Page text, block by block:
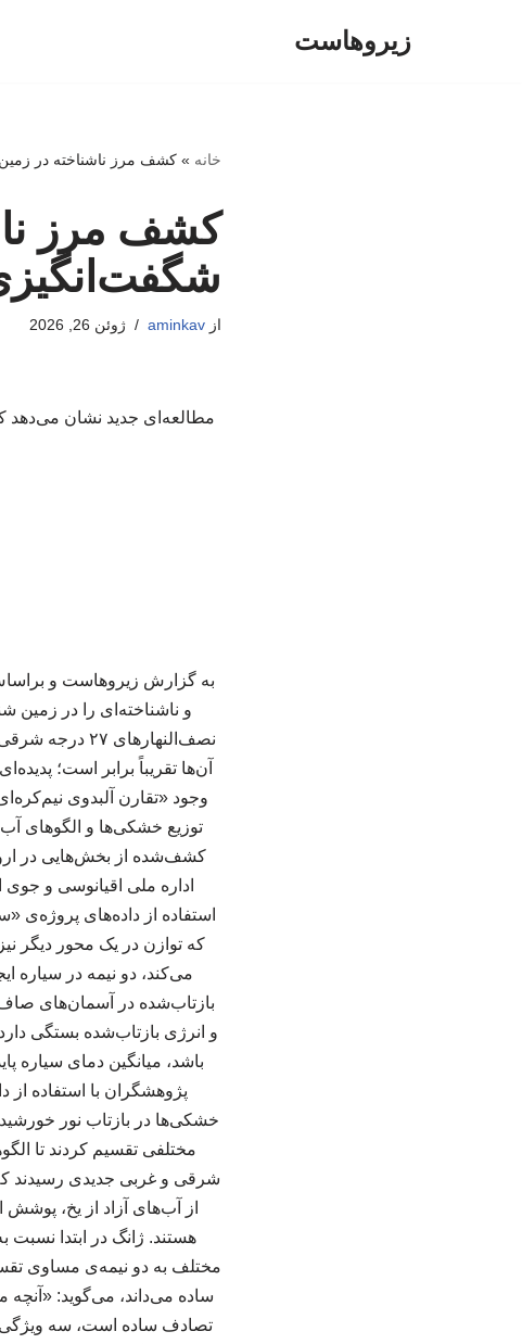
زیروهاست
خانه »کشف مرز ناشناخته در زمین
کشف مرز
ازaminkav ژوئن 26, 2026
مطالعه‌ای جدید نشان می‌دهد
و ناشناخته‌ای را در زمین
آن‌ها تقریباً برابر است؛
وجود «تقارن آلبدوی
توزیع خشکی‌ها و الگوهای
کشف‌شده از بخش‌هایی در
که توازن در یک محور دیگر
می‌کند، دو نیمه در سیاره
بازتاب‌شده در آسمان‌های
و انرژی بازتاب‌شده بستگی
باشد، میانگین دمای سیاره
پژوهشگران با استفاده از
خشکی‌ها در بازتاب نور
مختلفی تقسیم کردند تا
شرقی و غربی جدیدی رسیدند
از آب‌های آزاد از یخ،
هستند. ژانگ در ابتدا نسبت
مختلف به دو نیمه‌ی مساوی
ساده می‌داند، می‌گوید: «آنچه
تصادف ساده است، سه ویژگی